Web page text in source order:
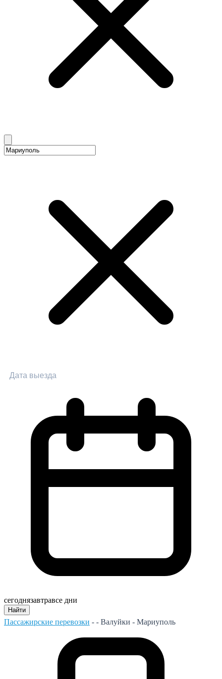
сегоднязавтравсе дни
Найти
Пассажирские перевозки - - Валуйки - Мариуполь